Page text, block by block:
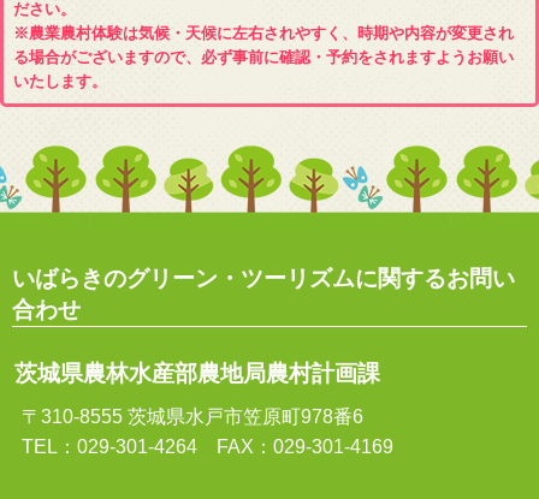
ださい。
※農業農村体験は気候・天候に左右されやすく、時期や内容が変更され
る場合がございますので、必ず事前に確認・予約をされますようお願い
いたします。
いばらきのグリーン・ツーリズムに関するお問い
合わせ
茨城県農林水産部農地局農村計画課
〒310-8555 茨城県水戸市笠原町978番6
TEL：029-301-4264 FAX：029-301-4169